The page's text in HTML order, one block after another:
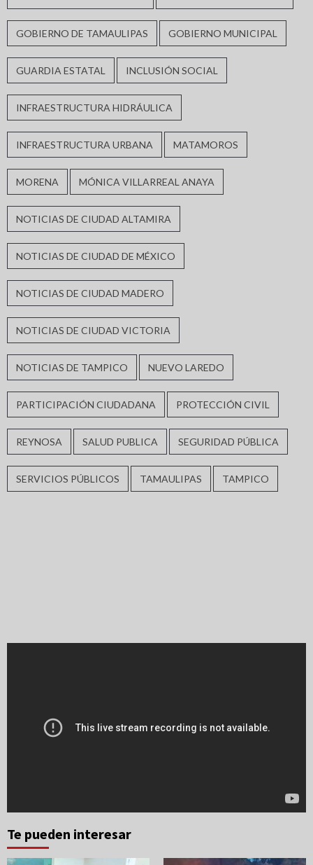
GOBIERNO DE TAMAULIPAS GOBIERNO MUNICIPAL
GUARDIA ESTATAL INCLUSIÓN SOCIAL
INFRAESTRUCTURA HIDRÁULICA
INFRAESTRUCTURA URBANA MATAMOROS
MORENA MÓNICA VILLARREAL ANAYA
NOTICIAS DE CIUDAD ALTAMIRA
NOTICIAS DE CIUDAD DE MÉXICO
NOTICIAS DE CIUDAD MADERO
NOTICIAS DE CIUDAD VICTORIA
NOTICIAS DE TAMPICO NUEVO LAREDO
PARTICIPACIÓN CIUDADANA PROTECCIÓN CIVIL
REYNOSA SALUD PUBLICA SEGURIDAD PÚBLICA
SERVICIOS PÚBLICOS TAMAULIPAS TAMPICO
Te pueden interesar